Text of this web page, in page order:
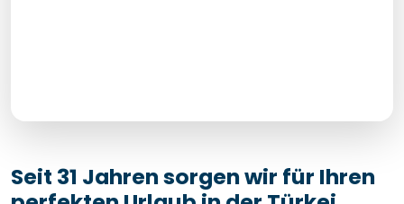
perfekten Urlaub in der Türkei